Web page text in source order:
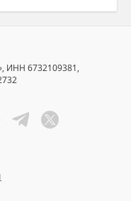
ИНН 6732109381,